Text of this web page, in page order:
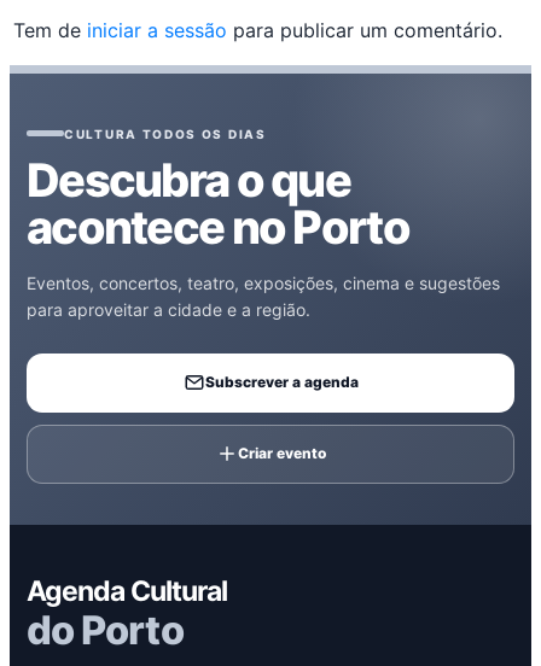
Tem de iniciar a sessão para publicar um comentário.
CULTURA TODOS OS DIAS
Descubra o que
acontece no Porto
Eventos, concertos, teatro, exposições, cinema e sugestões
para aproveitar a cidade e a região.
Subscrever a agenda
Criar evento
Agenda Cultural
do Porto